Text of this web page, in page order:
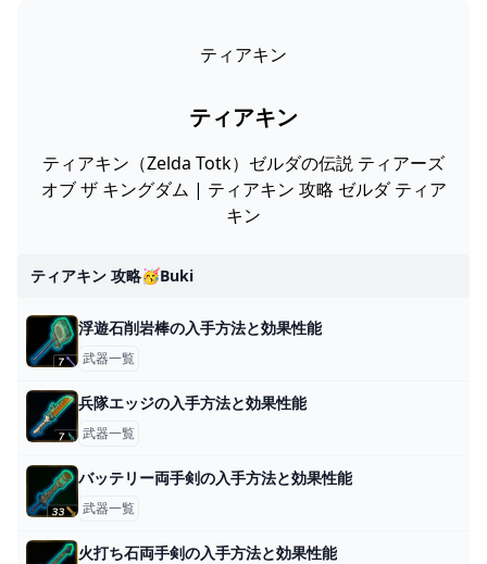
ティアキン
ティアキン
ティアキン（Zelda Totk）ゼルダの伝説 ティアーズ
オブ ザ キングダム | ティアキン 攻略 ゼルダ ティア
キン
ティアキン 攻略🥳buki
浮遊石削岩棒の入手方法と効果性能
武器一覧
兵隊エッジの入手方法と効果性能
武器一覧
バッテリー両手剣の入手方法と効果性能
武器一覧
火打ち石両手剣の入手方法と効果性能